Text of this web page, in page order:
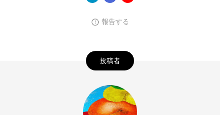
報告する
投稿者